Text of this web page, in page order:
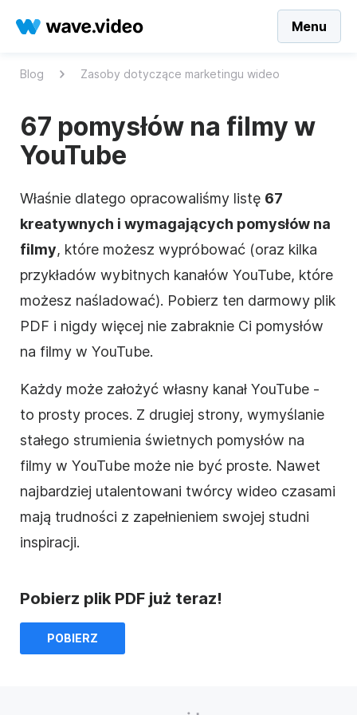
Menu
Blog Zasoby dotyczące marketingu wideo
67 pomysłów na filmy w
YouTube
Każdy może założyć własny kanał YouTube -
to prosty proces. Z drugiej strony, wymyślanie
stałego strumienia świetnych pomysłów na
filmy w YouTube może nie być proste. Nawet
najbardziej utalentowani twórcy wideo czasami
mają trudności z zapełnieniem swojej studni
inspiracji.
Właśnie dlatego opracowaliśmy listę 67
kreatywnych i wymagających pomysłów na
filmy, które możesz wypróbować (oraz kilka
przykładów wybitnych kanałów YouTube, które
możesz naśladować). Pobierz ten darmowy plik
PDF i nigdy więcej nie zabraknie Ci pomysłów
na filmy w YouTube.
Pobierz plik PDF już teraz!
POBIERZ